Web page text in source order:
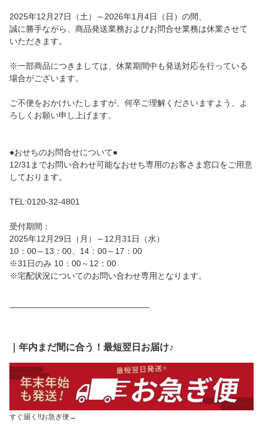
2025年12月27日（土）～2026年1月4日（日）の間、
誠に勝手ながら、商品発送業務およびお問合せ業務は休業させて
いただきます。
※一部商品につきましては、休業期間中も発送対応を行っている
場合がございます。
ご不便をおかけいたしますが、何卒ご理解くださいますよう、よ
ろしくお願い申し上げます。
●おせちのお問合せについて●
12/31までお問い合わせ可能なおせち専用のお客さま窓口をご用意
しております。
TEL:0120-32-4801
受付期間：
2025年12月29日（月）～12月31日（水）
10：00～13：00、14：00～17：00
※31日のみ 10：00～12：00
※宅配状況についてのお問い合わせ専用となります。
―――――――――――――――――
｜年内まだ間に合う！最短翌日お届け♪
すぐ届く!!お急ぎ便→